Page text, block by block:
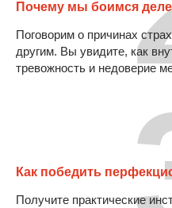
Почему мы боимся
Поговорим о причинах
другим. Вы увидите, как
тревожность и недоверие
Как победить
Получите практические